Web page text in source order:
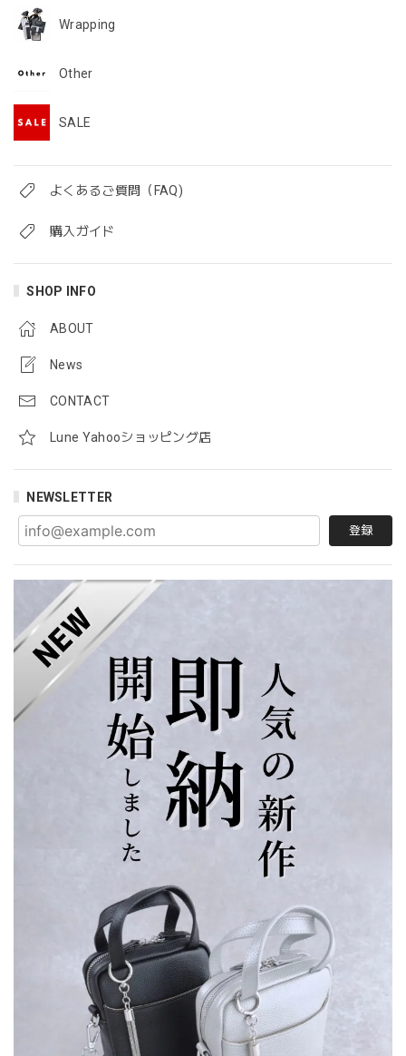
Wrapping
Other
SALE
よくあるご質問（FAQ)
購入ガイド
SHOP INFO
ABOUT
News
CONTACT
Lune Yahooショッピング店
NEWSLETTER
登録